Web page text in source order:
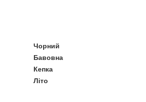
Чорний
Бавовна
Кепка
Літо